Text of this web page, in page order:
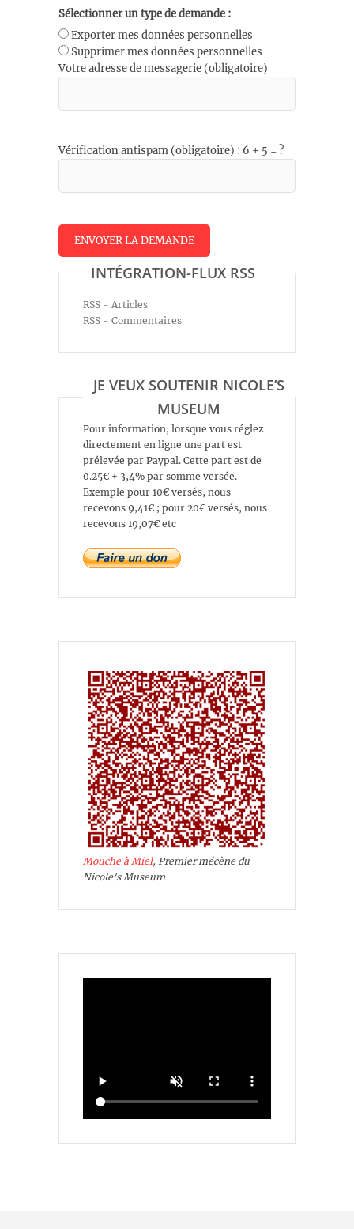
Sélectionner un type de demande :
Exporter mes données personnelles
Supprimer mes données personnelles
Votre adresse de messagerie (obligatoire)
Vérification antispam (obligatoire) : 6 + 5 = ?
INTÉGRATION-FLUX RSS
RSS - Articles
RSS - Commentaires
JE VEUX SOUTENIR NICOLE’S
MUSEUM
Pour information, lorsque vous réglez
directement en ligne une part est
prélevée par Paypal. Cette part est de
0.25€ + 3,4% par somme versée.
Exemple pour 10€ versés, nous
recevons 9,41€ ; pour 20€ versés, nous
recevons 19,07€ etc
Mouche à Miel, Premier mécène du
Nicole's Museum